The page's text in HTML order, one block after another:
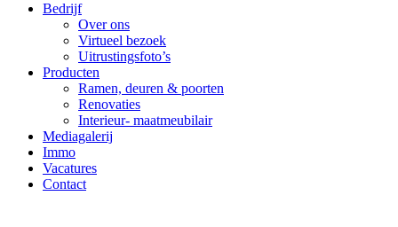
Bedrijf
Over ons
Virtueel bezoek
Uitrustingsfoto’s
Producten
Ramen, deuren & poorten
Renovaties
Interieur- maatmeubilair
Mediagalerij
Immo
Vacatures
Contact